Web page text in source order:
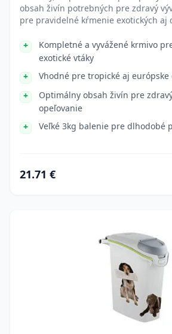
obsah živín potrebných pre zdravý
pre pravidelné kŕmenie exotických aj
Kompletné a vyvážené krmivo
exotické vtáky
Vhodné pre tropické aj
Optimálny obsah živín pre
opeľovanie
Veľké 3kg balenie pre dlhodobé
21.71 €